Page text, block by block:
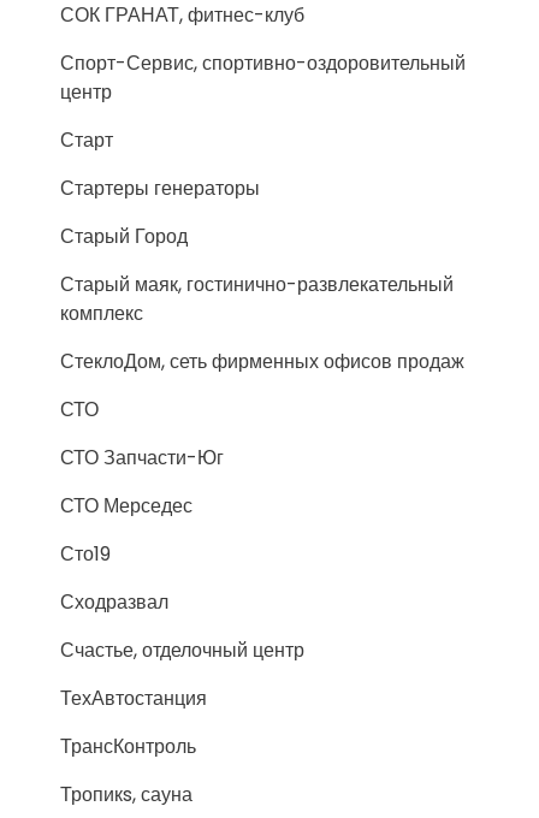
СОК ГРАНАТ, фитнес-клуб
Спорт-Сервис, спортивно-оздоровительный
центр
Старт
Стартеры генераторы
Старый Город
Старый маяк, гостинично-развлекательный
комплекс
СтеклоДом, сеть фирменных офисов продаж
СТО
СТО Запчасти-Юг
СТО Мерседес
Сто19
Сходразвал
Счастье, отделочный центр
ТехАвтостанция
ТрансКонтроль
Тропикs, сауна